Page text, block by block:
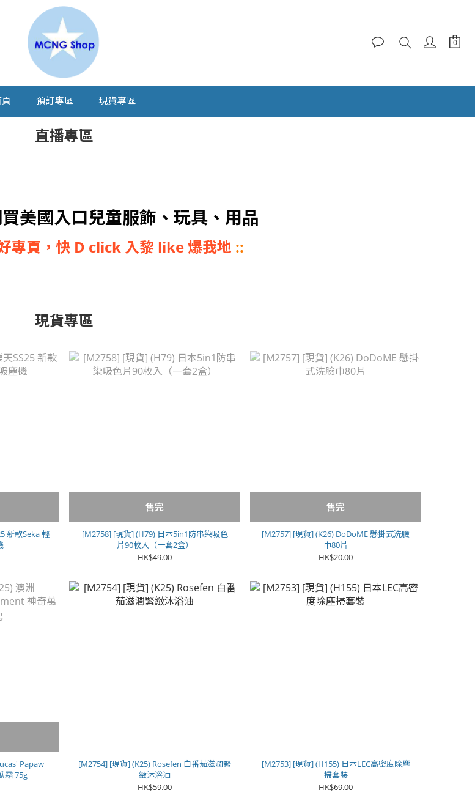
預訂專區 現貨專區
直播專區
美國入口兒童服飾、玩具、用品
專頁，快 D click 入黎 like 爆我地 ::
現貨專區
新款Seka 輕
售完
[M2758] [現貨] (H79) 日本5in1防串染吸色
片90枚入（一套2盒）
HK$49.00
售完
[M2757] [現貨] (K26) DoDoME 懸掛式洗臉
巾80片
HK$20.00
Papaw
霜 75g
[M2754] [現貨] (K25) Rosefen 白番茄滋潤緊
緻沐浴油
HK$59.00
[M2753] [現貨] (H155) 日本LEC高密度除塵
掃套裝
HK$69.00